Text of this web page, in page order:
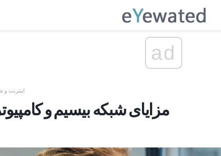
ad
اینترنت و
مزایای شبکه بیسیم و